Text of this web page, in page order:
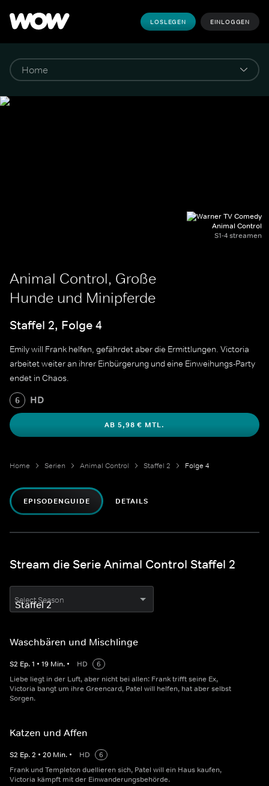
LOSLEGEN EINLOGGEN
Animal Control
S1-4 streamen
Animal Control, Große
Hunde und Minipferde
Staffel 2, Folge 4
Emily will Frank helfen, gefährdet aber die Ermittlungen. Victoria
arbeitet weiter an ihrer Einbürgerung und eine Einweihungs-Party
endet in Chaos.
6 HD
AB 5,98 € MTL.
Home Serien Animal Control Staffel 2 Folge 4
EPISODENGUIDE DETAILS
Stream die Serie Animal Control Staffel 2
Select Season
Waschbären und Mischlinge
S2 Ep.1 • 19 Min. • HD
6
Liebe liegt in der Luft, aber nicht bei allen: Frank trifft seine Ex,
Victoria bangt um ihre Greencard, Patel will helfen, hat aber selbst
Sorgen.
Katzen und Affen
S2 Ep.2 • 20 Min. • HD
6
Frank und Templeton duellieren sich, Patel will ein Haus kaufen,
Victoria kämpft mit der Einwanderungsbehörde.